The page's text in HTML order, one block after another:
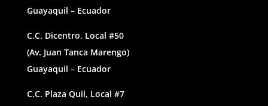
Guayaquil – Ecuador
C.C. Dicentro, Local #50
(Av. Juan Tanca Marengo)
Guayaquil – Ecuador
C.C. Plaza Quil, Local #7